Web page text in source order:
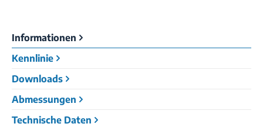
Informationen
Kennlinie
Downloads
Abmessungen
Technische Daten